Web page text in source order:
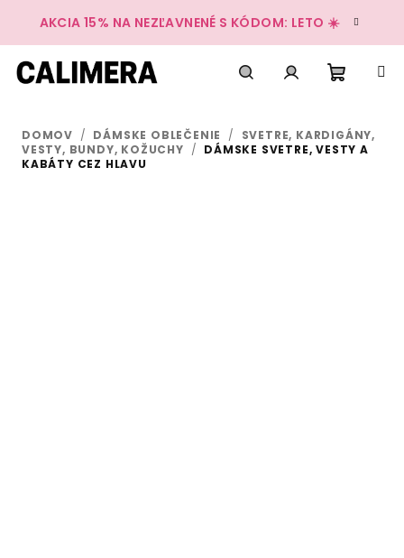
obsah
AKCIA 15% NA NEZĽAVNENÉ S KÓDOM: LETO ☀️
košík
DOMOV / DÁMSKE OBLEČENIE /
SVETRE, KARDIGÁNY,
VESTY, BUNDY, KOŽUCHY / DÁMSKE SVETRE, VESTY A
KABÁTY CEZ HLAVU